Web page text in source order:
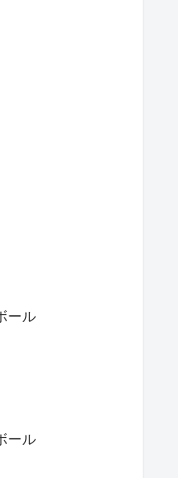
ール
ール